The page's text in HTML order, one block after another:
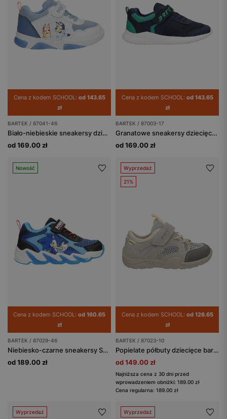
Cena z kodem SCHOOL: od 143.65
zł
BARTEK / 87041-46
Biało-niebieskie sneakersy dziecięce Bluey ze świecącą podeszwą BARTEK 87041-46
od 169.00 zł
Cena z kodem SCHOOL: od 143.65
zł
BARTEK / 87003-17
Granatowe sneakersy dziecięce z zielonymi wstawkami BARTEK 87003-17
od 169.00 zł
Nowość
Cena z kodem SCHOOL: od 160.65
zł
BARTEK / 87029-46
Niebiesko-czarne sneakersy Sonic ze świecącymi podeszwami BARTEK 87029-46
od 189.00 zł
Wyprzedaż
21%
Cena z kodem SCHOOL: od 126.65
zł
BARTEK / 87023-10
Popielate półbuty dziecięce barefoot z szerokimi noskami BARTEK 87023-10
od 149.00 zł
Najniższa cena z 30 dni przed
wprowadzeniem obniżki: 189.00 zł
Cena regularna: 189.00 zł
Wyprzedaż Wyprzedaż